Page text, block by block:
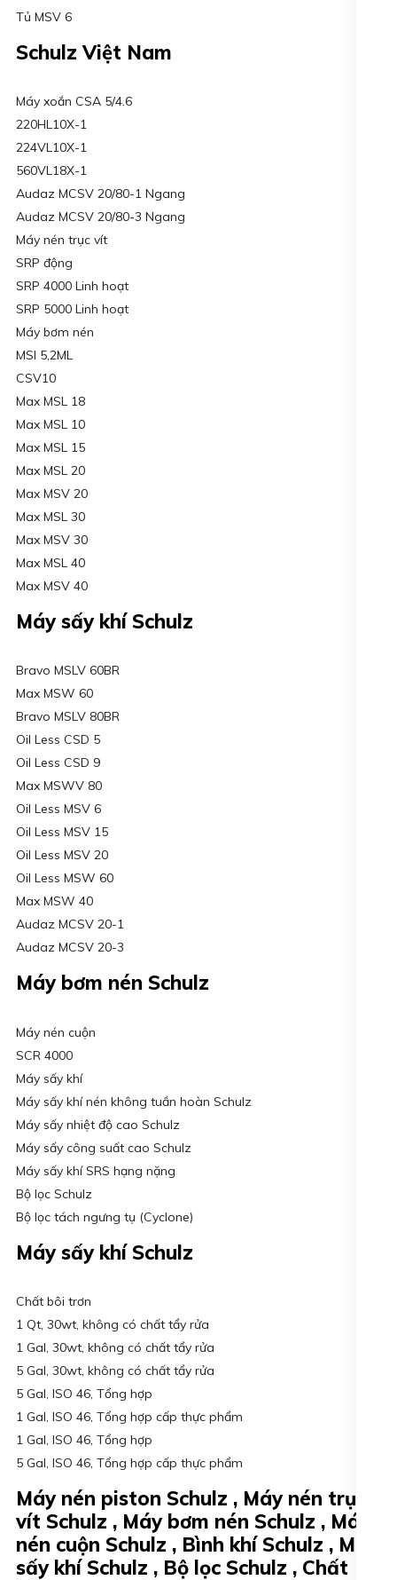
Tủ MSV 6
Schulz Việt Nam
Máy xoắn CSA 5/4.6
220HL10X-1
224VL10X-1
560VL18X-1
Audaz MCSV 20/80-1 Ngang
Audaz MCSV 20/80-3 Ngang
Máy nén trục vít
SRP động
SRP 4000 Linh hoạt
SRP 5000 Linh hoạt
Máy bơm nén
MSI 5,2ML
CSV10
Max MSL 18
Max MSL 10
Max MSL 15
Max MSL 20
Max MSV 20
Max MSL 30
Max MSV 30
Max MSL 40
Max MSV 40
Máy sấy khí Schulz
Bravo MSLV 60BR
Max MSW 60
Bravo MSLV 80BR
Oil Less CSD 5
Oil Less CSD 9
Max MSWV 80
Oil Less MSV 6
Oil Less MSV 15
Oil Less MSV 20
Oil Less MSW 60
Max MSW 40
Audaz MCSV 20-1
Audaz MCSV 20-3
Máy bơm nén Schulz
Máy nén cuộn
SCR 4000
Máy sấy khí
Máy sấy khí nén không tuần hoàn Schulz
Máy sấy nhiệt độ cao Schulz
Máy sấy công suất cao Schulz
Máy sấy khí SRS hạng nặng
Bộ lọc Schulz
Bộ lọc tách ngưng tụ (Cyclone)
Máy sấy khí Schulz
Chất bôi trơn
1 Qt, 30wt, không có chất tẩy rửa
1 Gal, 30wt, không có chất tẩy rửa
5 Gal, 30wt, không có chất tẩy rửa
5 Gal, ISO 46, Tổng hợp
1 Gal, ISO 46, Tổng hợp cấp thực phẩm
1 Gal, ISO 46, Tổng hợp
5 Gal, ISO 46, Tổng hợp cấp thực phẩm
Máy nén piston Schulz , Máy nén trục
vít Schulz , Máy bơm nén Schulz , Máy
nén cuộn Schulz , Bình khí Schulz , Máy
sấy khí Schulz , Bộ lọc Schulz , Chất